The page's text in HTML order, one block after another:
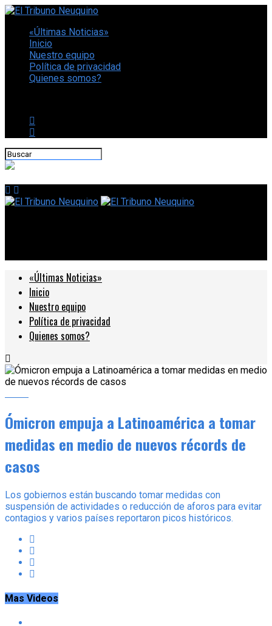
«Últimas Noticias»
Inicio
Nuestro equipo
Política de privacidad
Quienes somos?
«Últimas Noticias»
Inicio
Nuestro equipo
Política de privacidad
Quienes somos?
Ómicron empuja a Latinoamérica a tomar
medidas en medio de nuevos récords de
casos
Los gobiernos están buscando tomar medidas con
suspensión de actividades o reducción de aforos para evitar
contagios y varios países reportaron picos históricos.
Mas Videos